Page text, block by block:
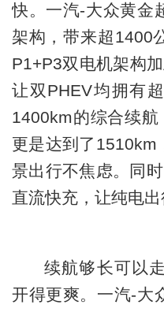
快。一汽-大众黄金
架构，带来超1400
P1+P3双电机架构
让双PHEV均拥有
1400km的综合续
更是达到了1510km
景出行不焦虑。同
直流快充，让纯电出
续航够长可以
开得更爽。一汽-大